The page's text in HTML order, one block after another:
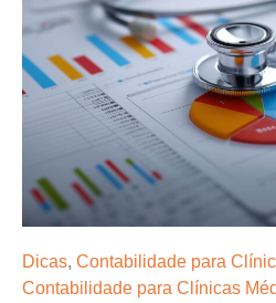
Dicas, Contabilidade para
Contabilidade para Clínicas